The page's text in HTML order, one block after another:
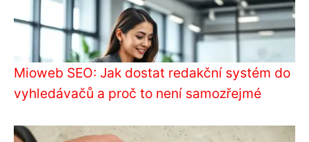
Mioweb SEO: Jak dostat redakční systém do
vyhledávačů a proč to není samozřejmé